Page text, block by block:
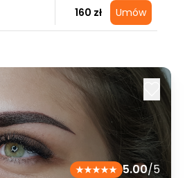
160 zł Umów
5.00/5